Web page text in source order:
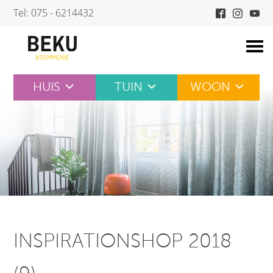
Skip
content
Tel: 075 - 6214432
HUIS TUIN WOON
INSPIRATIONSHOP 2018